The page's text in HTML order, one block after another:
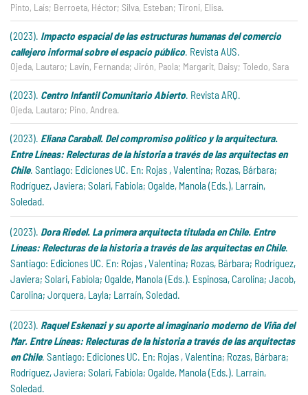
Pinto, Laís; Berroeta, Héctor; Silva, Esteban; Tironi, Elisa.
(2023). Impacto espacial de las estructuras humanas del comercio
callejero informal sobre el espacio público. Revista AUS.
Ojeda, Lautaro; Lavín, Fernanda; Jirón, Paola; Margarit, Daisy; Toledo, Sara
(2023). Centro Infantil Comunitario Abierto. Revista ARQ.
Ojeda, Lautaro; Pino, Andrea.
(2023). Eliana Caraball. Del compromiso político y la arquitectura.
Entre Líneas: Relecturas de la historia a través de las arquitectas en
Chile. Santiago: Ediciones UC. En: Rojas , Valentina; Rozas, Bárbara;
Rodríguez, Javiera; Solari, Fabiola; Ogalde, Manola (Eds.), Larraín,
Soledad.
(2023). Dora Riedel. La primera arquitecta titulada en Chile. Entre
Líneas: Relecturas de la historia a través de las arquitectas en Chile.
Santiago: Ediciones UC. En: Rojas , Valentina; Rozas, Bárbara; Rodríguez,
Javiera; Solari, Fabiola; Ogalde, Manola (Eds.). Espinosa, Carolina; Jacob,
Carolina; Jorquera, Layla; Larraín, Soledad.
(2023). Raquel Eskenazi y su aporte al imaginario moderno de Viña del
Mar. Entre Líneas: Relecturas de la historia a través de las arquitectas
en Chile. Santiago: Ediciones UC. En: Rojas , Valentina; Rozas, Bárbara;
Rodríguez, Javiera; Solari, Fabiola; Ogalde, Manola (Eds.). Larraín,
Soledad.